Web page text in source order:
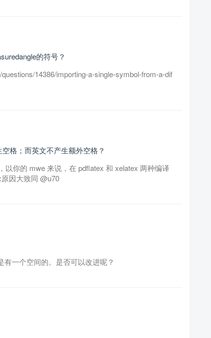
的符号？
14386/importing-a-single-symbol-from-a-dif
格；而英文不产生额外空格？
以你的 mwe 来说，在 pdflatex 和 xelatex 两种编译
因大致同 @u70
一个空间的。是否可以改进呢？